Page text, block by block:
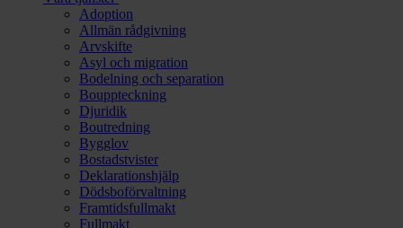
Adoption
Allmän rådgivning
Arvskifte
Asyl och migration
Bodelning och separation
Bouppteckning
Djuridik
Boutredning
Bygglov
Bostadstvister
Deklarationshjälp
Dödsboförvaltning
Framtidsfullmakt
Fullmakt